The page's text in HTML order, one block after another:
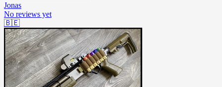
Jonas
No reviews yet
🇧🇪